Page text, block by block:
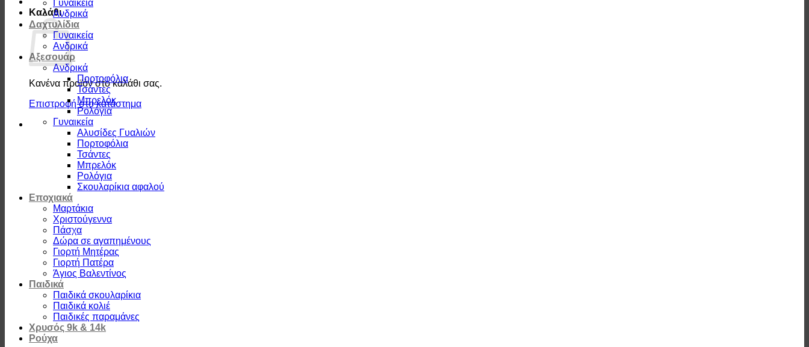
Καλάθι
Κανένα προϊόν στο καλάθι σας.
Επιστροφή στο κατάστημα
Γυναικεία
Ανδρικά
Δαχτυλίδια
Γυναικεία
Ανδρικά
Αξεσουάρ
Ανδρικά
Πορτοφόλια
Τσάντες
Μπρελόκ
Ρολόγια
Γυναικεία
Αλυσίδες Γυαλιών
Πορτοφόλια
Τσάντες
Μπρελόκ
Ρολόγια
Σκουλαρίκια αφαλού
Εποχιακά
Μαρτάκια
Χριστούγεννα
Πάσχα
Δώρα σε αγαπημένους
Γιορτή Μητέρας
Γιορτή Πατέρα
Άγιος Βαλεντίνος
Παιδικά
Παιδικά σκουλαρίκια
Παιδικά κολιέ
Παιδικές παραμάνες
Χρυσός 9k & 14k
Ρούχα